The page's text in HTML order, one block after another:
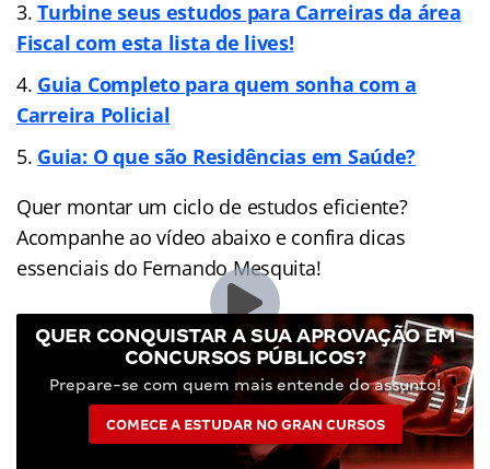
Turbine seus estudos para Carreiras da área
Fiscal com esta lista de lives!
Guia Completo para quem sonha com a
Carreira Policial
Guia: O que são Residências em Saúde?
Quer montar um ciclo de estudos eficiente?
Acompanhe ao vídeo abaixo e confira dicas
essenciais do Fernando Mesquita!
QUER CONQUISTAR A SUA APROVAÇÃO EM
CONCURSOS PÚBLICOS?
Prepare-se com quem mais entende do assunto!
COMECE A ESTUDAR NO GRAN CURSOS